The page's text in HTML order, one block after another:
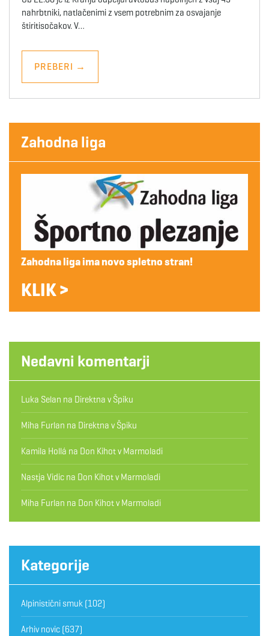
nahrbtniki, natlačenimi z vsem potrebnim za osvajanje
štiritisočakov. V…
PREBERI →
Zahodna liga
Zahodna liga ima novo spletno stran!
KLIK >
Nedavni komentarji
Luka Selan na Direktna v Špiku
Miha Furlan na Direktna v Špiku
Kamila Hollá na Don Kihot v Marmoladi
Nastja Vidic na Don Kihot v Marmoladi
Miha Furlan na Don Kihot v Marmoladi
Kategorije
Alpinistični smuk (102)
Arhiv novic (637)